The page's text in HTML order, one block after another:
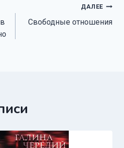
ДАЛЕЕ
Свободные отношения